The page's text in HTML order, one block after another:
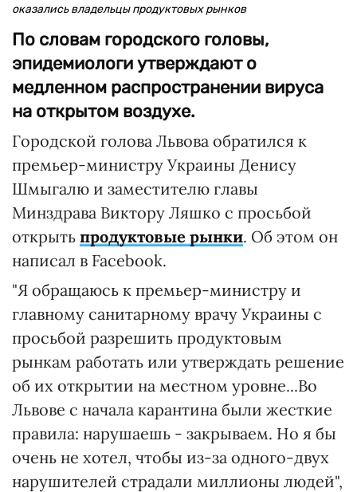
оказались владельцы продуктовых рынков
По словам городского головы,
эпидемиологи утверждают о
медленном распространении вируса
на открытом воздухе.
Городской голова Львова обратился к
премьер-министру Украины Денису
Шмыгалю и заместителю главы
Минздрава Виктору Ляшко с просьбой
открыть продуктовые рынки. Об этом он
написал в Facebook.
"Я обращаюсь к премьер-министру и
главному санитарному врачу Украины с
просьбой разрешить продуктовым
рынкам работать или утверждать решение
об их открытии на местном уровне...Во
Львове с начала карантина были жесткие
правила: нарушаешь - закрываем. Но я бы
очень не хотел, чтобы из-за одного-двух
нарушителей страдали миллионы людей",